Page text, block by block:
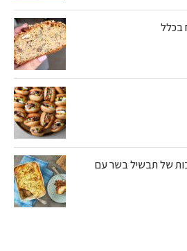
בכלל
של תבשיל בשר עם